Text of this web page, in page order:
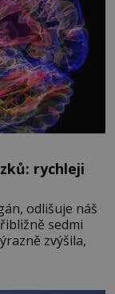
rychleji
odlišuje náš
sedmi
zvýšila,